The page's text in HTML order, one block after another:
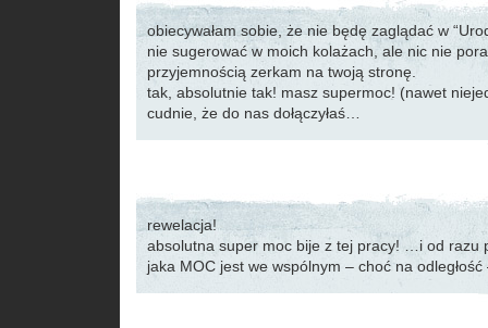
obiecywałam sobie, że nie będę zaglądać w
nie sugerować w moich kolażach, ale nic nie
przyjemnością zerkam na twoją stronę.
tak, absolutnie tak! masz supermoc! (nawet
cudnie, że do nas dołączyłaś…
rewelacja!
absolutna super moc bije z tej pracy! …i od razu
jaka MOC jest we wspólnym – choć na